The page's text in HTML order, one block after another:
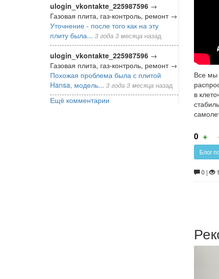
ulogin_vkontakte_225987596 →
Газовая плита, газ-контроль, ремонт →
Уточнение - после того как на эту
плиту была... 3 года 3 месяца назад
ulogin_vkontakte_225987596 →
Газовая плита, газ-контроль, ремонт →
Похожая проблема была с плитой
Hansa, модель... 3 года 3 месяца назад
Ещё комментарии
Все мы
в
0 +
Блог
0 |